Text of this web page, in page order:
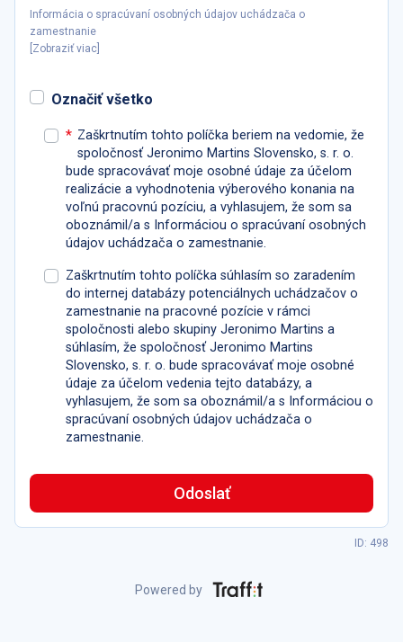
Informácia o spracúvaní osobných údajov uchádzača o
zamestnanie
Zobraziť viac
Označiť všetko
* Zaškrtnutím tohto políčka beriem na vedomie, že
spoločnosť Jeronimo Martins Slovensko, s. r. o.
bude spracovávať moje osobné údaje za účelom
realizácie a vyhodnotenia výberového konania na
voľnú pracovnú pozíciu, a vyhlasujem, že som sa
oboznámil/a s Informáciou o spracúvaní osobných
údajov uchádzača o zamestnanie.
Zaškrtnutím tohto políčka súhlasím so zaradením
do internej databázy potenciálnych uchádzačov o
zamestnanie na pracovné pozície v rámci
spoločnosti alebo skupiny Jeronimo Martins a
súhlasím, že spoločnosť Jeronimo Martins
Slovensko, s. r. o. bude spracovávať moje osobné
údaje za účelom vedenia tejto databázy, a
vyhlasujem, že som sa oboznámil/a s Informáciou o
spracúvaní osobných údajov uchádzača o
zamestnanie.
Odoslať
ID: 498
Powered by